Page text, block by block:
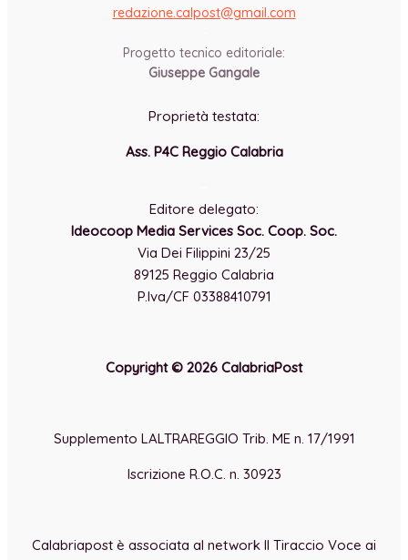
redazione.calpost@gmail.com
Progetto tecnico editoriale:
Giuseppe Gangale
Proprietà testata:
Ass. P4C Reggio Calabria
Editore delegato:
Ideocoop Media Services Soc. Coop. Soc.
Via Dei Filippini 23/25
89125 Reggio Calabria
P.Iva/CF 03388410791
Copyright © 2026 CalabriaPost
Supplemento LALTRAREGGIO Trib. ME n. 17/1991
Iscrizione R.O.C. n. 30923
Calabriapost è associata al network Il Tiraccio Voce ai